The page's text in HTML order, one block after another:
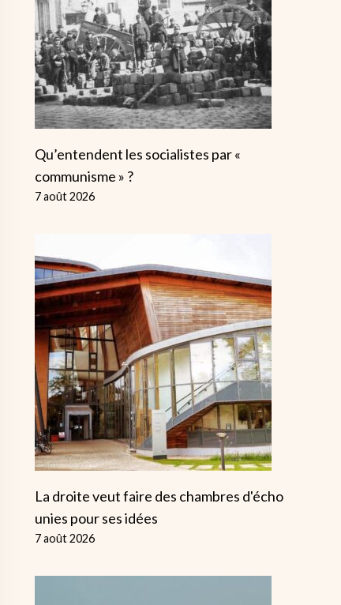
Qu’entendent les socialistes par «
communisme » ?
7 août 2026
La droite veut faire des chambres d'écho
unies pour ses idées
7 août 2026